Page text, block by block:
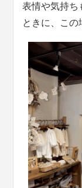
表情や気持ち
ときに、この